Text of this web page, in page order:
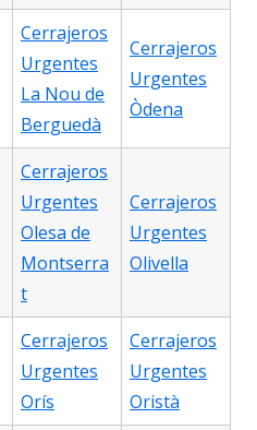
Cerrajeros
Urgentes
La Nou de
Berguedà
Cerrajeros
Urgentes
Òdena
Cerrajeros
Urgentes
Olesa de
Montserra
t
Cerrajeros
Urgentes
Olivella
Cerrajeros
Urgentes
Orís
Cerrajeros
Urgentes
Oristà